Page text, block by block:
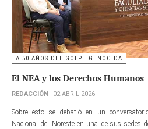
A 50 AÑOS DEL GOLPE GENOCIDA
El NEA y los Derechos Humanos
REDACCIÓN 02 ABRIL 2026
Sobre esto se debatió en un
Nacional del Noreste en una de sus sedes